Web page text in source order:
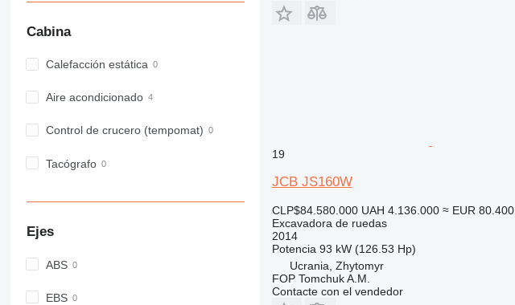
Cabina
Calefacción estática
Aire acondicionado
Control de crucero (tempomat)
Tacógrafo
Ejes
ABS
EBS
19
JCB JS160W
CLP$84.580.000 UAH 4.136.000 ≈ EUR 80.400
Excavadora de ruedas
2014
Potencia 93 kW (126.53 Hp)
Ucrania, Zhytomyr
FOP Tomchuk A.M.
Contacte con el vendedor